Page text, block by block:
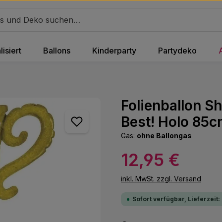
Ballons Kinderparty Partydeko
Folienballon
Best! Holo
Gas: ohne Ballongas
Regulärer Preis:
12,95 €
inkl. MwSt. zzgl. Versand
Sofort verfügbar, Lieferzeit: